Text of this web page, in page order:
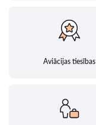
Aviācijas tiesības